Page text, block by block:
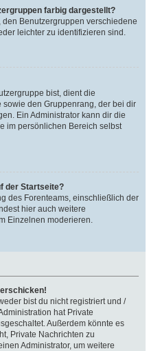
farbig dargestellt?
Benutzergruppen verschiedene
leichter zu identifizieren sind.
bist, dient die
den Gruppenrang, der bei dir
Ein Administrator kann dir die
im persönlichen Bereich selbst
der Startseite?
des Forenteams, einschließlich der
hier auch weitere
Einzelnen moderieren.
bist du nicht registriert und /
hat Private
Außerdem könnte es
Private Nachrichten zu
Administrator, um weitere